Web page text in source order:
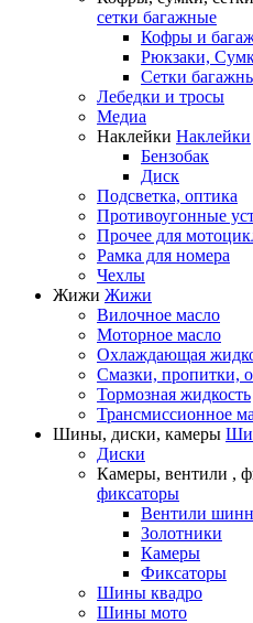
сетки багажные
Кофры и
Рюкзаки,
Сетки
Лебедки и тросы
Медиа
Наклейки Наклейки
Бензобак
Диск
Подсветка, оптика
Противоугонные
Прочее для
Рамка для номера
Чехлы
Жижи Жижи
Вилочное масло
Моторное масло
Охлаждающая
Смазки, пропитки,
Тормозная жидкость
Трансмиссионное
Шины, диски, камеры
Диски
Камеры, вентили ,
фиксаторы
Вентили
Золотники
Камеры
Фиксаторы
Шины квадро
Шины мото